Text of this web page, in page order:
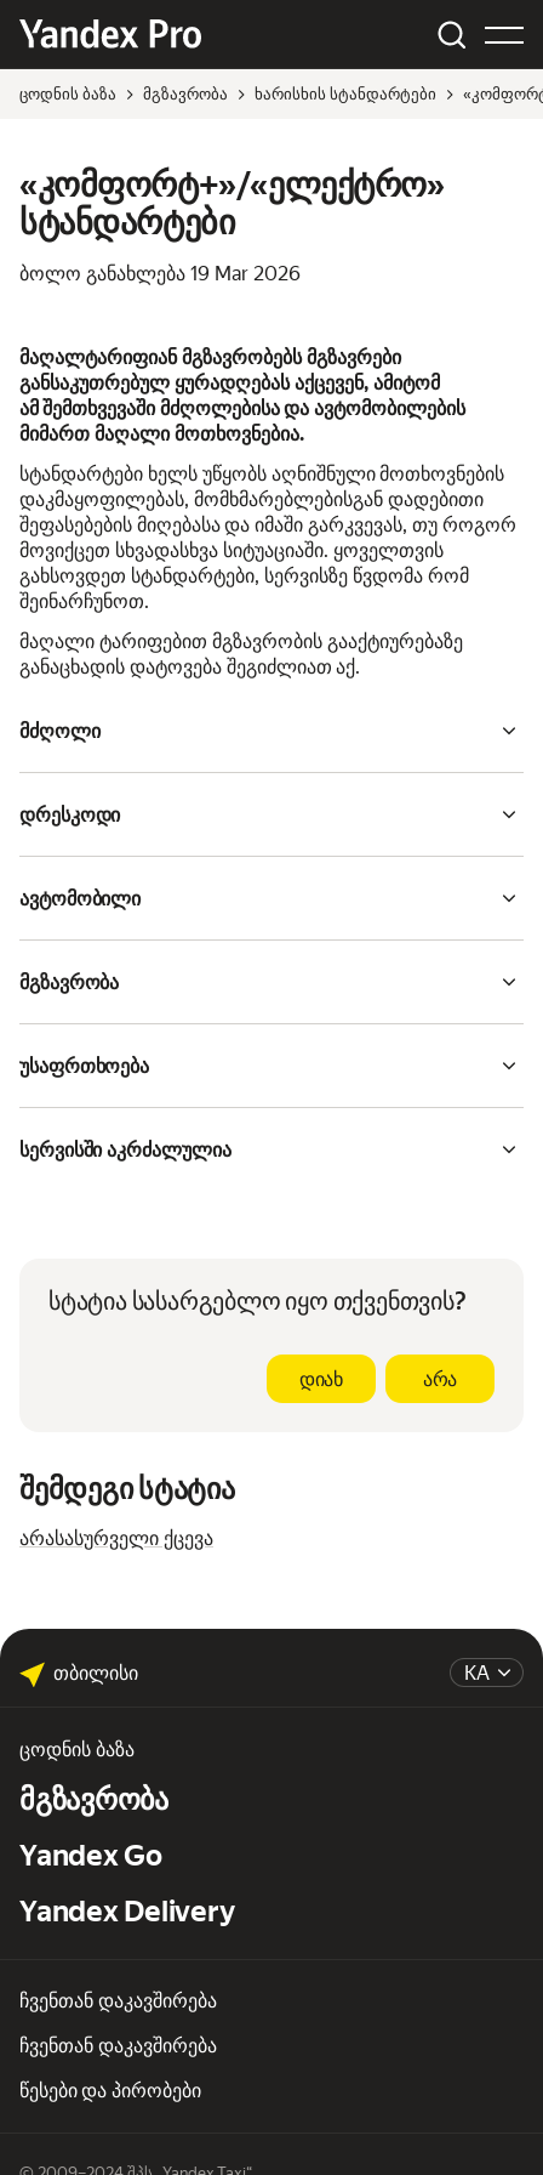
ცოდნის ბაზა მგზავრობა ხარისხის სტანდარტები
«კომფორტ+»/«ელექტრო»
სტანდარტები
ბოლო განახლება 19 Mar 2026
მაღალტარიფიან მგზავრობებს მგზავრები
განსაკუთრებულ ყურადღებას აქცევენ, ამიტომ
ამ შემთხვევაში მძღოლებისა და ავტომობილების
მიმართ მაღალი მოთხოვნებია.
სტანდარტები ხელს უწყობს აღნიშნული მოთხოვნების
დაკმაყოფილებას, მომხმარებლებისგან დადებითი
შეფასებების მიღებასა და იმაში გარკვევას, თუ როგორ
მოვიქცეთ სხვადასხვა სიტუაციაში. ყოველთვის
გახსოვდეთ სტანდარტები, სერვისზე წვდომა რომ
შეინარჩუნოთ.
მაღალი ტარიფებით მგზავრობის გააქტიურებაზე
განაცხადის დატოვება შეგიძლიათ აქ.
მძღოლი
დრესკოდი
ავტომობილი
მგზავრობა
უსაფრთხოება
სერვისში აკრძალულია
სტატია სასარგებლო იყო თქვენთვის?
დიახ არა
შემდეგი სტატია
არასასურველი ქცევა
KA
თბილისი
ცოდნის ბაზა
მგზავრობა
Yandex Go
Yandex Delivery
ჩვენთან დაკავშირება
ჩვენთან დაკავშირება
წესები და პირობები